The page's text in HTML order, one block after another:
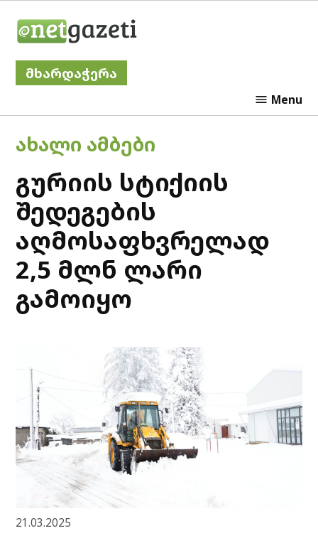
მხარდაჭერა
Menu
POSTED
ᲐᲮᲐᲚᲘ ᲐᲛᲑᲔᲑᲘ
გურიის სტიქიის
შედეგების
აღმოსაფხვრელად
2,5 მლნ ლარი
გამოიყო
21.03.2025